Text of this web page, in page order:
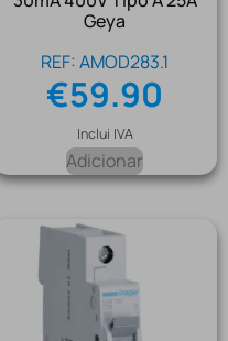
Geya
REF: AMOD283.1
€59.90
Inclui IVA
Adicionar